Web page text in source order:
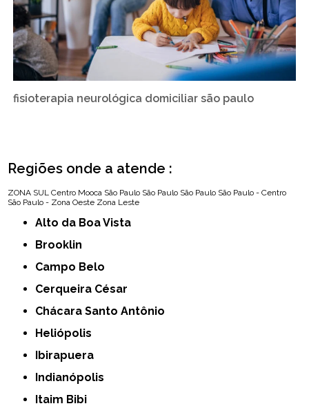
fisioterapia neurológica domiciliar são paulo
Regiões onde a atende :
ZONA SUL Centro Mooca São Paulo São Paulo São Paulo São Paulo - Centro
São Paulo - Zona Oeste Zona Leste
Alto da Boa Vista
Brooklin
Campo Belo
Cerqueira César
Chácara Santo Antônio
Heliópolis
Ibirapuera
Indianópolis
Itaim Bibi